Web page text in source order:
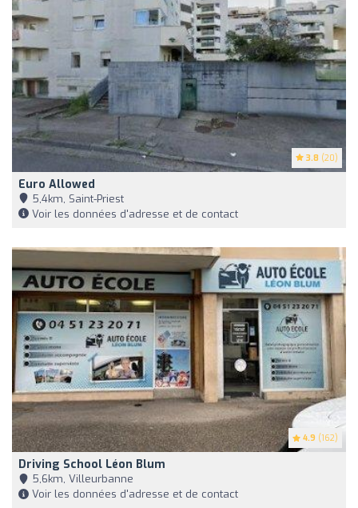
3.8 (20)
Euro Allowed
5,4km, Saint-Priest
Voir les données d'adresse et de contact
4.9 (162)
Driving School Léon Blum
5,6km, Villeurbanne
Voir les données d'adresse et de contact